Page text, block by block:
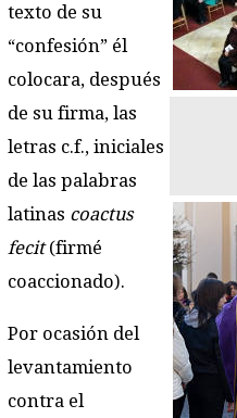
texto de su
“confesión” él
colocara, después
de su firma, las
letras c.f., iniciales
de las palabras
latinas coactus
fecit(firmé
coaccionado).
Por ocasión del
levantamiento
contra el